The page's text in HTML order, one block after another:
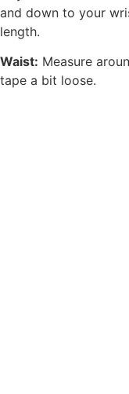
and down to your
length.
Waist: Measure
tape a bit loose.